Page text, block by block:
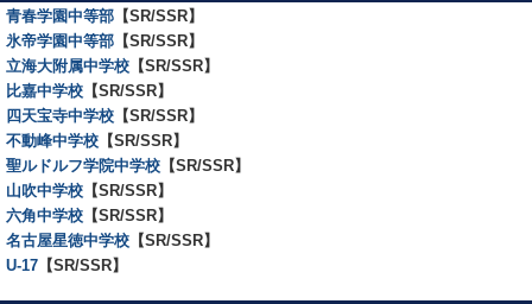
青春学園中等部 【SR/SSR】
氷帝学園中等部 【SR/SSR】
立海大附属中学校 【SR/SSR】
比嘉中学校 【SR/SSR】
四天宝寺中学校 【SR/SSR】
不動峰中学校 【SR/SSR】
聖ルドルフ学院中学校 【SR/SSR】
山吹中学校 【SR/SSR】
六角中学校 【SR/SSR】
名古屋星徳中学校 【SR/SSR】
U-17 【SR/SSR】